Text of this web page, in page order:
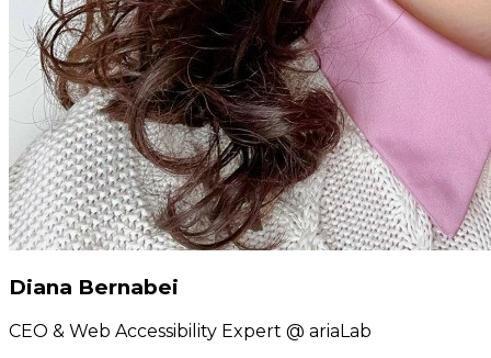
Diana Bernabei
CEO & Web Accessibility Expert @ ariaLab